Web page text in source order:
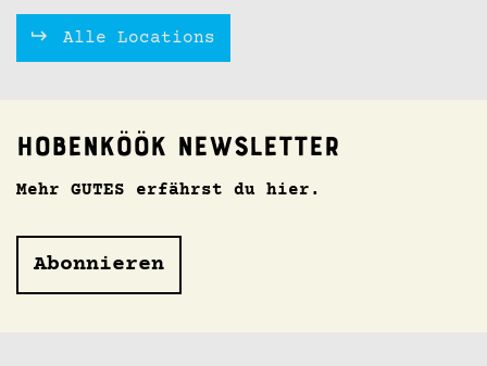
Alle Locations
Hobenköök Newsletter
Mehr GUTES erfährst du hier.
Abonnieren